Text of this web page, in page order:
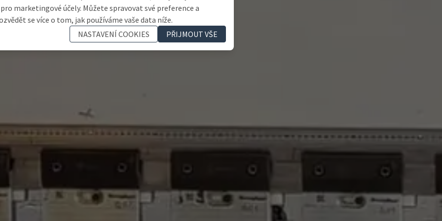
marketingové účely. Můžete spravovat své preference a
se více o tom, jak používáme vaše data níže.
NASTAVENÍ COOKIES
PŘIJMOUT VŠE